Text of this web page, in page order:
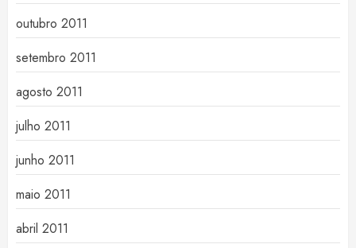
outubro 2011
setembro 2011
agosto 2011
julho 2011
junho 2011
maio 2011
abril 2011